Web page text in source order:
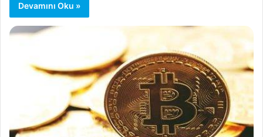
Devamını Oku »